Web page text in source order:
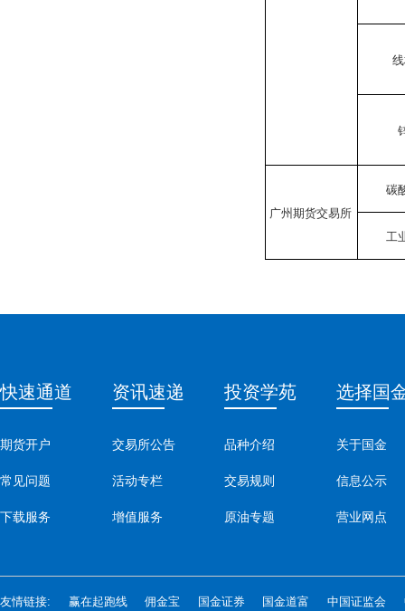
广州期货交易所
碳
工
快速通道
期货开户
常见问题
下载服务
资讯速递
交易所公告
活动专栏
增值服务
投资学苑
品种介绍
交易规则
原油专题
选择国
关于国金
信息公示
营业网点
友情链接: 赢在起跑线 佣金宝 国金证券 国金道富 中国证监会